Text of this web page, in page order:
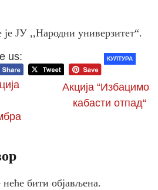
ЈУ ,,Народни универзитет“.
us:
КУЛТУРА
Акција “Избацимо
кабасти отпад“
бити објављена.